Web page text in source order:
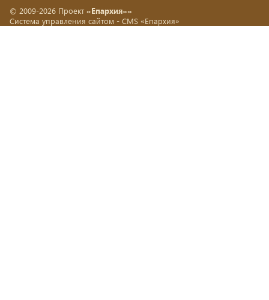
© 2009-2026 Проект «Епархия»»
Система управления сайтом - CMS «Епархия»